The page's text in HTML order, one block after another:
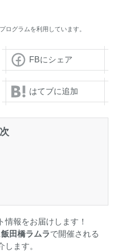
グラムを利用しています。
FBにシェア
はてブに追加
情報をお届けします！
飯田橋ラムラで開催される
します。